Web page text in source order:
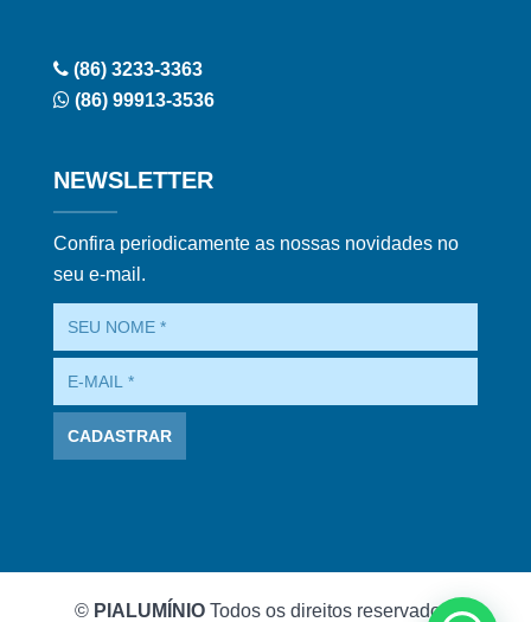
(86) 3233-3363
(86) 99913-3536
NEWSLETTER
Confira periodicamente as nossas novidades no
seu e-mail.
© PIALUMÍNIO Todos os direitos reservados.